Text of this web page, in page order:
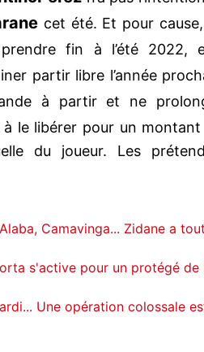
cet été. Et pour
prendre fin à l’été 2022,
partir libre l’année
à partir et ne
à le libérer pour un
du joueur. Les
Camavinga... Zidane a
s'active pour un protégé de
Une opération colossale